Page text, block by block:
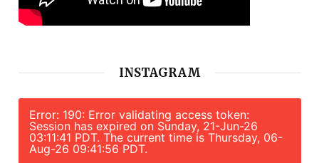
INSTAGRAM
Error: 190: Error validating access token:
Session has expired on Sunday, 21-Jun-26
03:11:41 PDT. The current time is Thursday, 06-
Aug-26 09:41:56 PDT.